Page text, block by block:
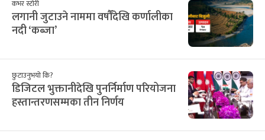
कभर स्टोरी
लगानी जुटाउने नाममा वर्षौंदेखि कर्णालीका
नदी ‘कब्जा’
छुटाउनुभयो कि?
डिजिटल भुक्तानीदेखि पुनर्निर्माण परियोजना
हस्तान्तरणसम्मका तीन निर्णय